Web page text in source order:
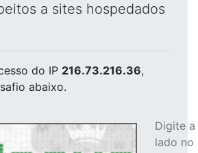
a sites hospedados
do IP 216.73.216.36,
abaixo.
Digite
lado no